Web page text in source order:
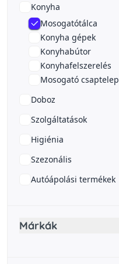
Konyha
Mosogatótálca
Konyha gépek
Konyhabútor
Konyhafelszerelés
Mosogató csaptelep
Doboz
Szolgáltatások
Higiénia
Szezonális
Autóápolási termékek
Márkák